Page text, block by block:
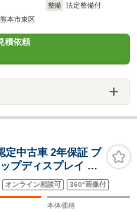
整備
法定整備付
本市東区
積依頼
中古車 2年保証 ブ
プディスプレイ ア
チトロニック 全周
ト 衝突軽減 車線
オンライン相談可 360°画像付
本体価格